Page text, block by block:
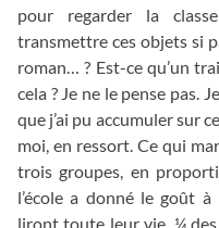
pour regarder la
transmettre ces objets si
roman… ? Est-ce qu’un
cela ? Je ne le pense pas.
que j’ai pu accumuler sur
moi, en ressort. Ce qui
trois groupes, en
l’école a donné le goût
liront toute leur vie. ¼ des